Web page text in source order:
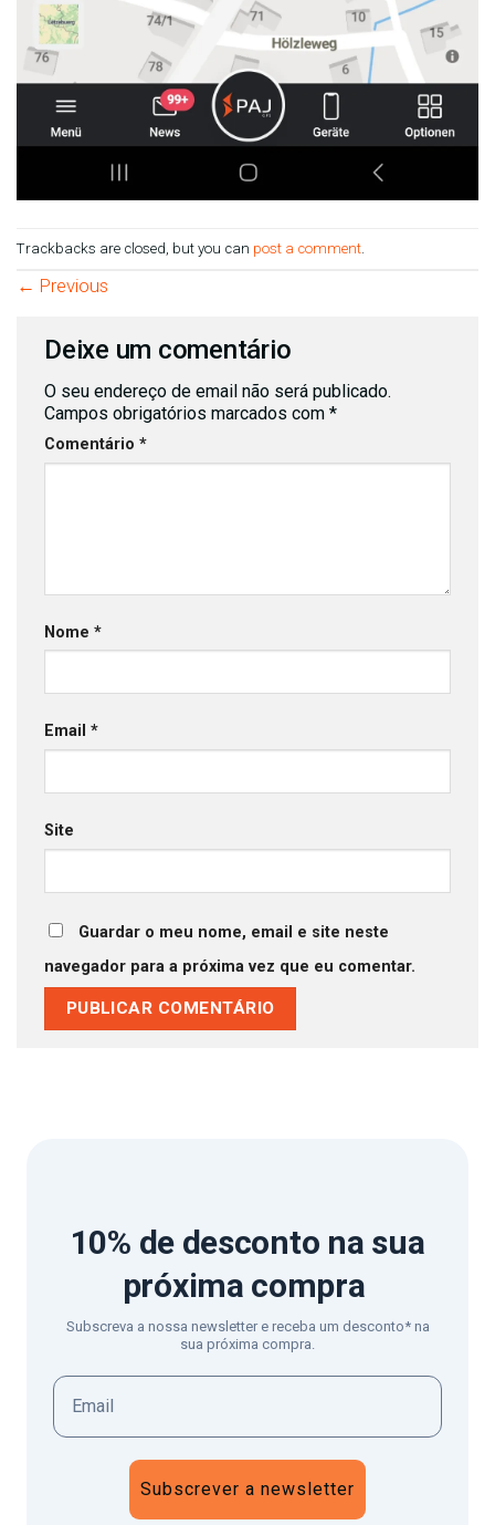
Trackbacks are closed, but you can post a comment
← Previous
Deixe um comentário
O seu endereço de email não será publicado.
Campos obrigatórios marcados com *
Comentário *
Nome *
Email *
Site
Guardar o meu nome, email e site neste
navegador para a próxima vez que eu comentar.
10% de desconto na sua
próxima compra
Subscreva a nossa newsletter e receba um desconto* na
sua próxima compra.
Subscrever a newsletter